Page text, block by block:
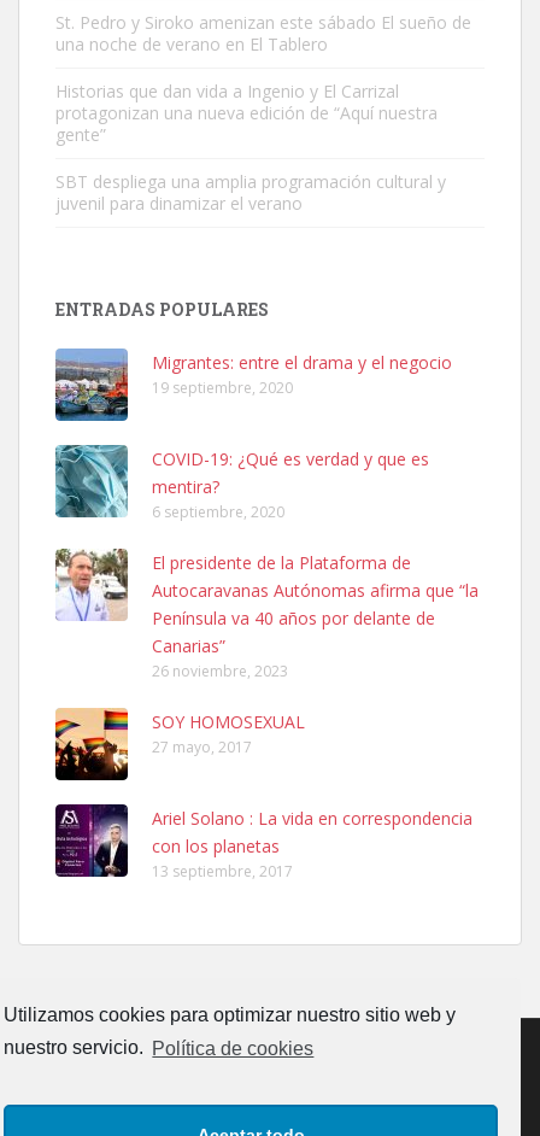
Utilizamos cookies para optimizar nuestro sitio web y
nuestro servicio. Política de cookies
Busco adopción responsable para mi perra. Pastor alemán,
hembra, 4 años. Por motivos personales ...
Leales.org » Gran Canaria
Ninfa perdida
El día 5 se los perdió una ninfa papillera, asustada tiene miedo a la
calle, se perdió por la zon...
Leales.org » Gran Canaria
6.7.2025
Adopcion
Busco casa de acogida para mi perrita ya que por temas de trabajo
no la puedo tener. Solo gente r...
Gata joven encontrada
Gata joven encontrada en zona calle San Bernardo de Las Palmas
St. Pedro y Siroko amenizan este sábado El sueño de
una noche de verano en El Tablero
Historias que dan vida a Ingenio y El Carrizal
protagonizan una nueva edición de “Aquí nuestra
gente”
SBT despliega una amplia programación cultural y
juvenil para dinamizar el verano
ENTRADAS POPULARES
Migrantes: entre el drama y el negocio
19 septiembre, 2020
COVID-19: ¿Qué es verdad y que es
mentira?
6 septiembre, 2020
El presidente de la Plataforma de
Autocaravanas Autónomas afirma que “la
Península va 40 años por delante de
Canarias”
26 noviembre, 2023
SOY HOMOSEXUAL
27 mayo, 2017
Ariel Solano : La vida en correspondencia
con los planetas
13 septiembre, 2017